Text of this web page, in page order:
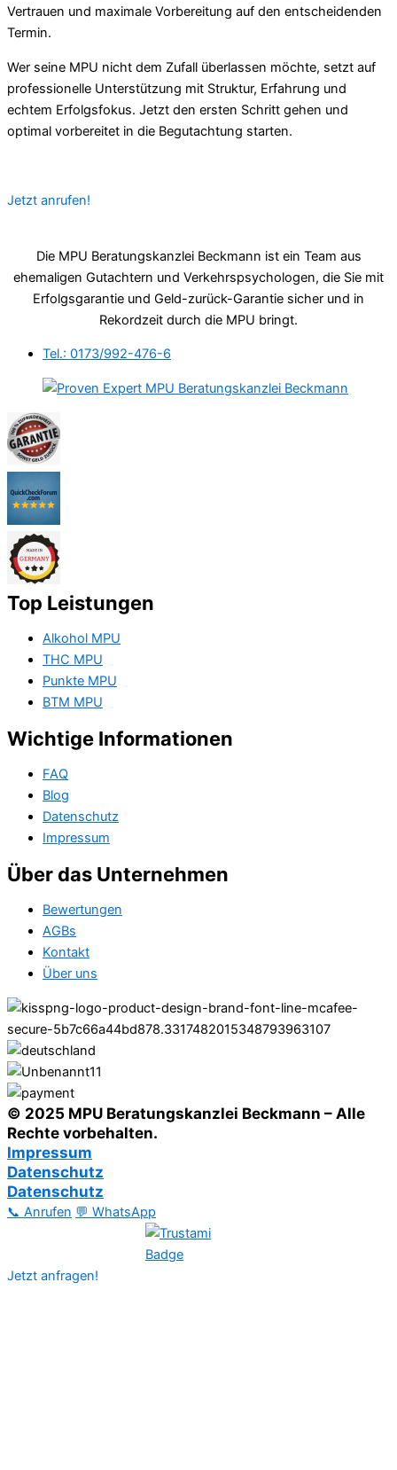
Vertrauen und maximale Vorbereitung auf den entscheidenden
Termin.
Wer seine MPU nicht dem Zufall überlassen möchte, setzt auf
professionelle Unterstützung mit Struktur, Erfahrung und
echtem Erfolgsfokus. Jetzt den ersten Schritt gehen und
optimal vorbereitet in die Begutachtung starten.
Jetzt anrufen!
Die MPU Beratungskanzlei Beckmann ist ein Team aus
ehemaligen Gutachtern und Verkehrspsychologen, die Sie mit
Erfolgsgarantie und Geld-zurück-Garantie sicher und in
Rekordzeit durch die MPU bringt.
Tel.: 0173/992-476-6
Top Leistungen
Alkohol MPU
THC MPU
Punkte MPU
BTM MPU
Wichtige Informationen
FAQ
Blog
Datenschutz
Impressum
Über das Unternehmen
Bewertungen
AGBs
Kontakt
Über uns
© 2025 MPU Beratungskanzlei Beckmann – Alle
Rechte vorbehalten.
Impressum
Datenschutz
Datenschutz
📞 Anrufen 💬 WhatsApp
Jetzt anfragen!